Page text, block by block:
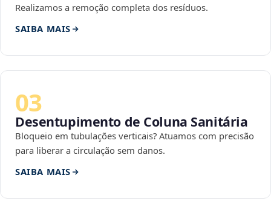
Realizamos a remoção completa dos resíduos.
SAIBA MAIS
03
Desentupimento de Coluna Sanitária
Bloqueio em tubulações verticais? Atuamos com precisão
para liberar a circulação sem danos.
SAIBA MAIS